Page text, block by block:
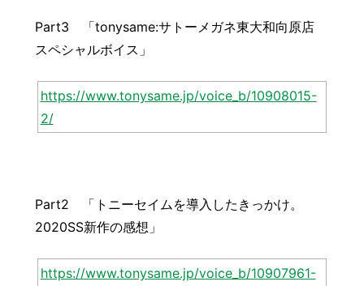
Part3 「tonysame:サトーメガネ東大和向原店
スペシャルボイス」
https://www.tonysame.jp/voice_b/10908015-
2/
Part2 「トニーセイムを導入したきっかけ。
2020SS新作の感想」
https://www.tonysame.jp/voice_b/10907961-